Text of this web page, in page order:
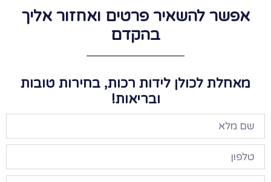
אפשר להשאיר פרטים ואחזור אליך
בהקדם
מאחלת לכולן לידות רכות, בחירות טובות
ובריאות!